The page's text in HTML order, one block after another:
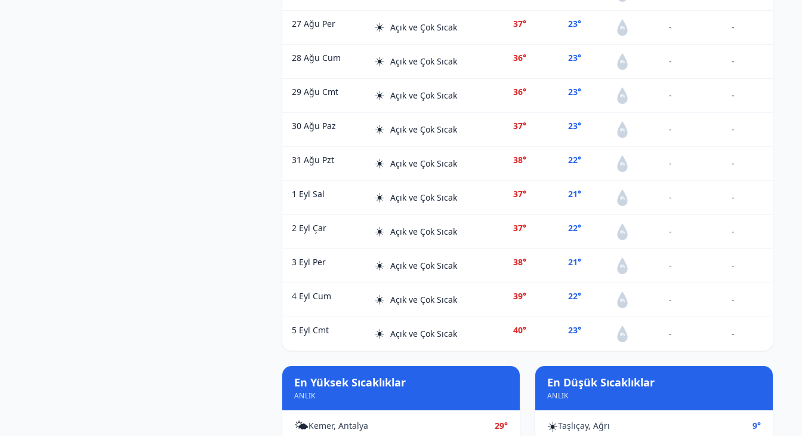
27 Ağu Per ☀️ Açık ve Çok Sıcak 37° 23° 0% - -
28 Ağu Cum ☀️ Açık ve Çok Sıcak 36° 23° 0% - -
29 Ağu Cmt ☀️ Açık ve Çok Sıcak 36° 23° 0% - -
30 Ağu Paz ☀️ Açık ve Çok Sıcak 37° 23° 0% - -
31 Ağu Pzt ☀️ Açık ve Çok Sıcak 38° 22° 0% - -
1 Eyl Sal ☀️ Açık ve Çok Sıcak 37° 21° 0% - -
2 Eyl Çar ☀️ Açık ve Çok Sıcak 37° 22° 0% - -
3 Eyl Per ☀️ Açık ve Çok Sıcak 38° 21° 0% - -
4 Eyl Cum ☀️ Açık ve Çok Sıcak 39° 22° 0% - -
5 Eyl Cmt ☀️ Açık ve Çok Sıcak 40° 23° 0% - -
En Yüksek Sıcaklıklar
ANLIK
🌤️Kemer, Antalya 29°
En Düşük Sıcaklıklar
ANLIK
☀️Taşlıçay, Ağrı 9°